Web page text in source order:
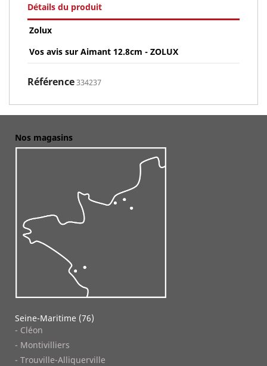
Détails du produit
Zolux
Vos avis sur Aimant 12.8cm - ZOLUX
Référence334237
Nos magasins
Seine-Maritime (76)
- Cléon
- Montivilliers
- Trouville-Alliquerville